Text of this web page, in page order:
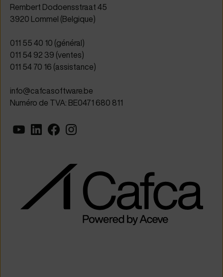
Rembert Dodoensstraat 45
3920 Lommel (Belgique)
011 55 40 10 (général)
011 54 92 39 (ventes)
011 54 70 16 (assistance)
info@cafcasoftware.be
Numéro de TVA: BE0471 680 811